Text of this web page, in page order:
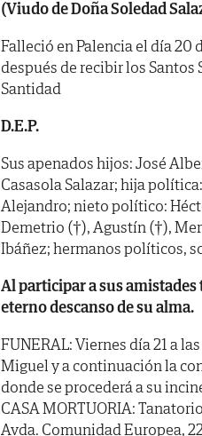
(Viudo de Doña Soledad
Falleció en Palencia el día 20
después de recibir los
Santidad
D.E.P.
Sus apenados hijos: José
Casasola Salazar; hija
Alejandro; nieto político:
Demetrio (†), Agustín (†),
Ibáñez; hermanos políticos,
Al participar a sus
eterno descanso de su alma.
FUNERAL: Viernes día 21 a
Miguel y a continuación la
donde se procederá a su
CASA MORTUORIA:
Avda. Comunidad Europea,